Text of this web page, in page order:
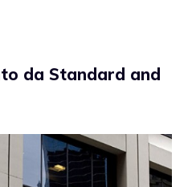
da Standard and